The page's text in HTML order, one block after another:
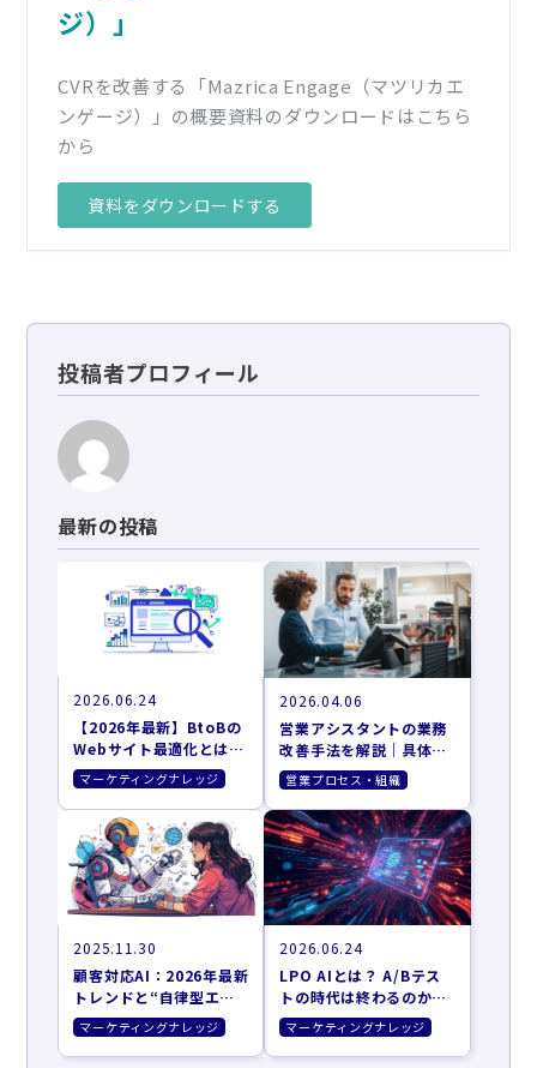
ジ）」
CVRを改善する「Mazrica Engage（マツリカエ
ンゲージ）」の概要資料のダウンロードはこちら
から
資料をダウンロードする
投稿者プロフィール
最新の投稿
2026.06.24
【2026年最新】BtoBの
Webサイト最適化とは？
CVRを劇的に改善する
「AIエージェント」活用
戦略
マーケティングナレッジ
2026.04.06
営業アシスタントの業務
改善手法を解説｜具体施
策も紹介
営業プロセス・組織
2025.11.30
顧客対応AI：2026年最新
トレンドと“自律型エー
ジェント”がBtoBのCX
を革新する理由
マーケティングナレッジ
2026.06.24
LPO AIとは？ A/Bテス
トの時代は終わるのか。
AIが自律的に動くCVR最
適化の全貌
マーケティングナレッジ